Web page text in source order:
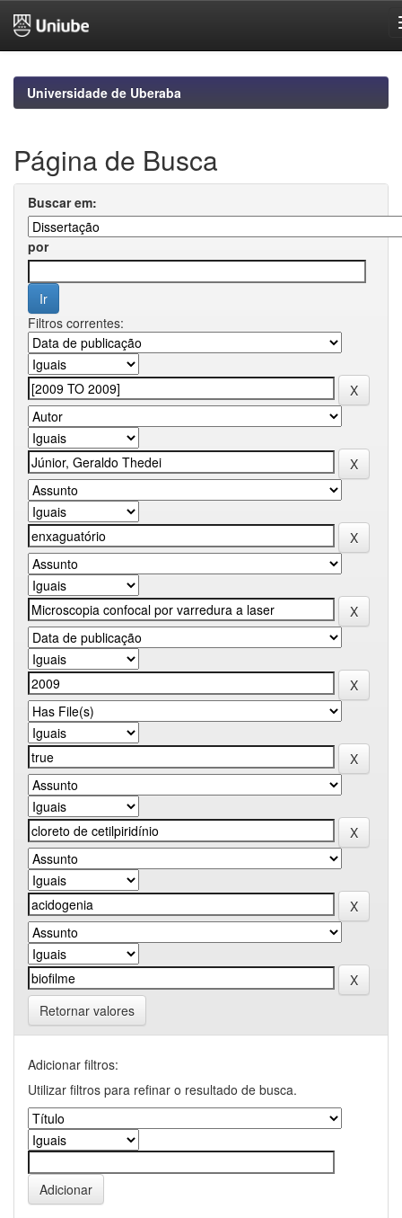
navigationUniversidade de Uberaba
Página de Busca
Buscar em:
por
Filtros correntes:
Retornar valores
Adicionar filtros:
Utilizar filtros para refinar o resultado de busca.